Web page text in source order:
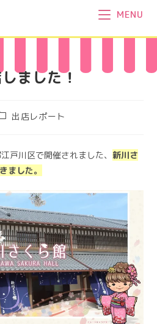
MENU
ました！
出店レポート
戸川区で開催されました、新川さ
ました。